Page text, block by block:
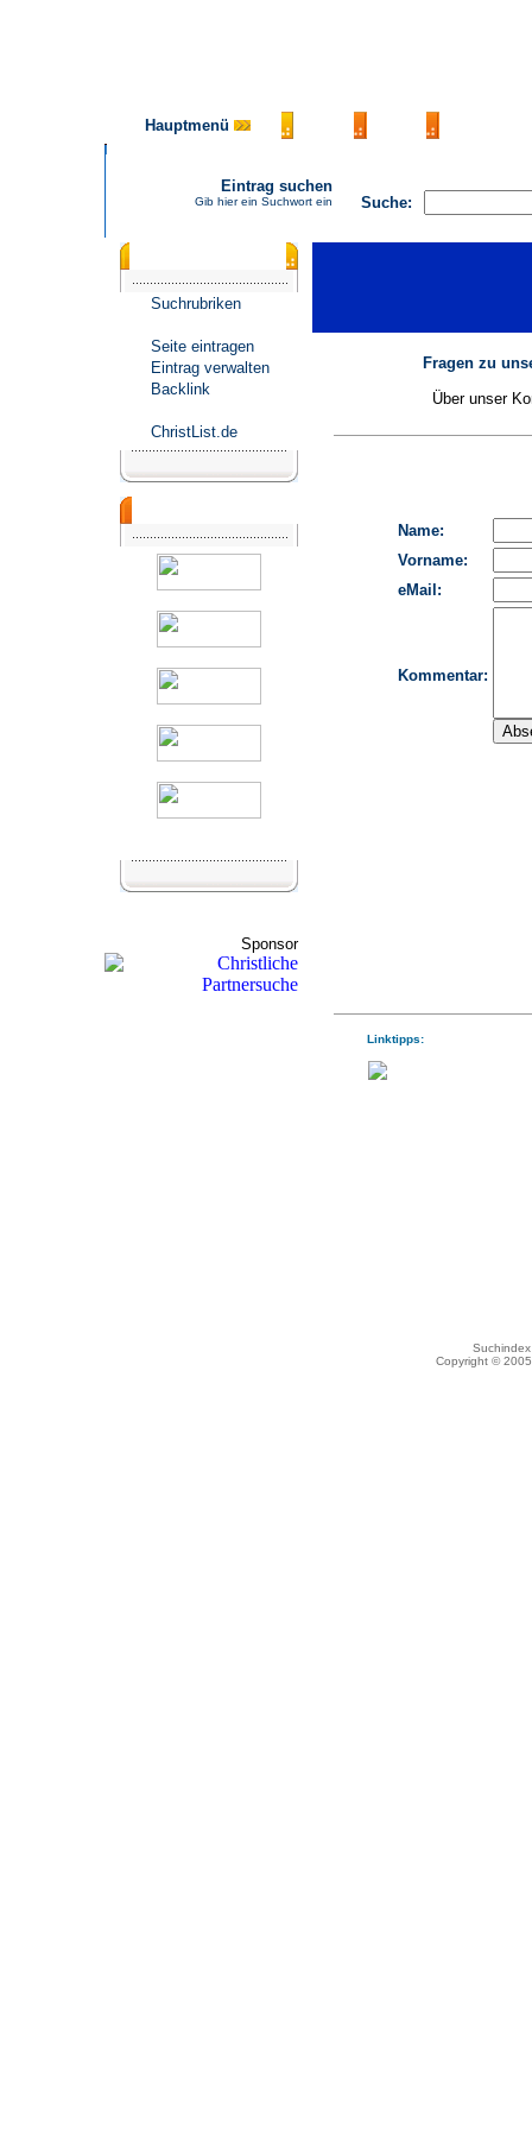
Hauptmenü
Suche:
Eintrag suchen
Gib hier ein Suchwort ein
Suchrubriken
Seite eintragen
Eintrag verwalten
Backlink
ChristList.de
Sponsor
Fragen zu
Über unser
Linktipps:
Copyright ©